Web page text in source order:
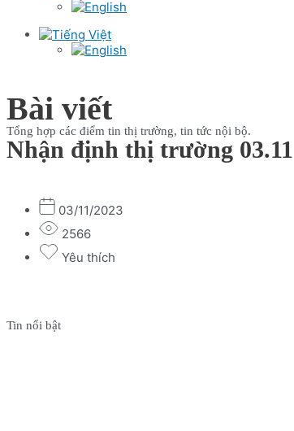
Bài viết
Tổng hợp các điểm tin thị trường, tin tức nội bộ.
Nhận định thị trường 03.11
03/11/2023
2566
Yêu thích
Tin nổi bật